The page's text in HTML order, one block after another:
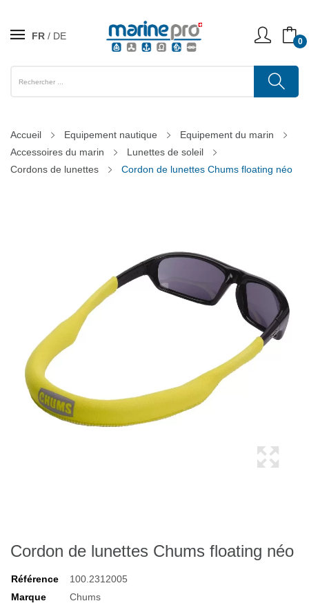
FR DE 0
Accueil Equipement nautique
Equipement du marin
Accessoires du marin
Lunettes de soleil
Cordons de lunettes
Cordon de lunettes Chums floating néo
Cordon de lunettes Chums floating néo
Référence
100.2312005
Marque
Chums